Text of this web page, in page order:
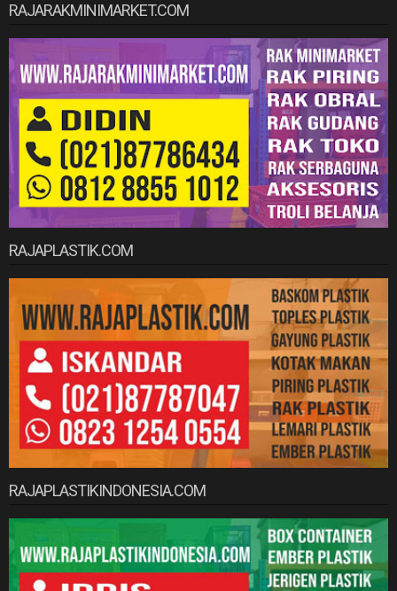
RAJARAKMINIMARKET.COM
RAJAPLASTIK.COM
RAJAPLASTIKINDONESIA.COM